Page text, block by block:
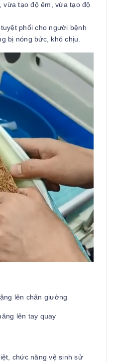
vừa tạo độ êm, vừa tạo độ
phối cho người bệnh
bị nóng bức, khó chịu.
lên chân giường
lên tay quay
chức năng vệ sinh sử